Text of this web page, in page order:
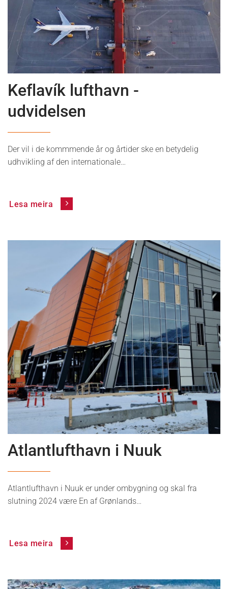
News
Keflavík lufthavn -
udvidelsen
Der vil i de kommmende år og årtider ske en betydelig
udhvikling af den internationale…
Lesa meira
Atlantlufthavn i Nuuk
Atlantlufthavn i Nuuk er under ombygning og skal fra
slutning 2024 være En af Grønlands…
Lesa meira